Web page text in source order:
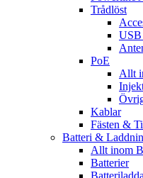
Trådlöst
USB
PoE
Allt
Kablar
Fästen &
Batteri &
Allt inom
Batterier